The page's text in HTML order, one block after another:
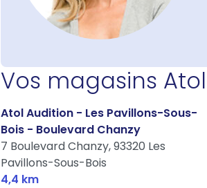
Vos magasins Atol
Atol Audition - Les Pavillons-Sous-
Bois - Boulevard Chanzy
7 Boulevard Chanzy,93320 Les
Pavillons-Sous-Bois
4,4 km